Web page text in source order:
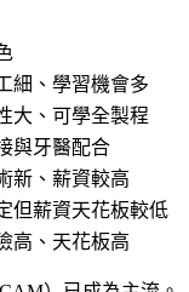
細、學習機會多
大、可學全製程
與牙醫配合
新、薪資較高
但薪資天花板較低
高、天花板高